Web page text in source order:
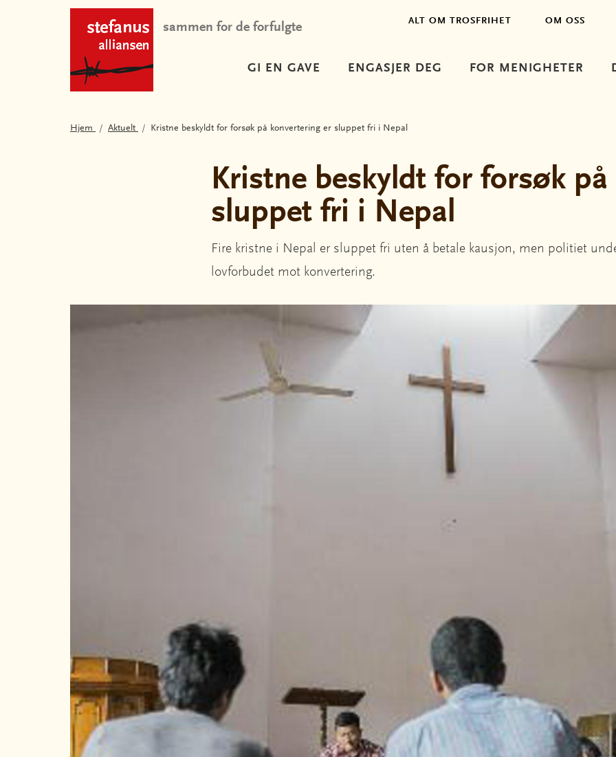
sammen for de forfulgte
GI EN GAVE ENGASJER DEG FOR MENIGHETER
ALT OM TROSFRIHET OM OSS
Hjem Aktuelt Kristne beskyldt for forsøk på konvertering er sluppet fri i Nepal
Kristne beskyldt for forsøk
sluppet fri i Nepal
Fire kristne i Nepal er sluppet fri uten å betale kausjon, men politiet
lovforbudet mot konvertering.